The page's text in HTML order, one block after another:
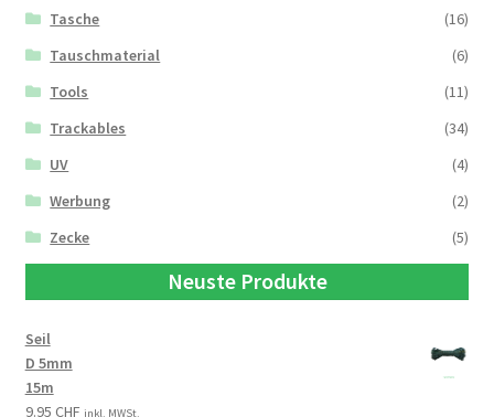
Tasche
(16)
Tauschmaterial
(6)
Tools
(11)
Trackables
(34)
UV
(4)
Werbung
(2)
Zecke
(5)
Neuste Produkte
Seil
D 5mm
15m
9.95 CHF inkl. MWSt.